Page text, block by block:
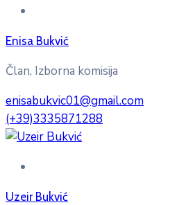
Enisa Bukvić
Član, Izborna komisija
enisabukvic01@gmail.com
(+39)3335871288
Uzeir Bukvić